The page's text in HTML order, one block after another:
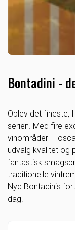
Bontadini -
Oplev det fineste,
serien. Med fire
vinområder i
udvalg kvalitet og
fantastisk
traditionelle
Nyd Bontadinis
dag.